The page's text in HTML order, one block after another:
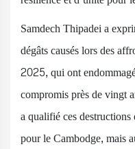
Samdech Thipadei a
dégâts causés lors des
2025, qui ont
compromis près de vingt
a qualifié ces
pour le Cambodge, mais